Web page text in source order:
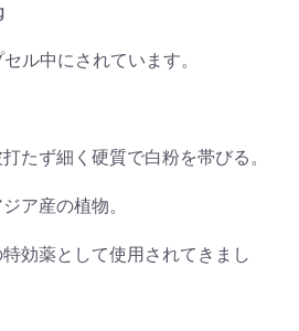
ル中にされています。
たず細く硬質で白粉を帯びる。
ア産の植物。
効薬として使用されてきまし